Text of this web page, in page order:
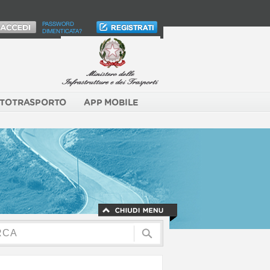
PASSWORD
DIMENTICATA?
APP MOBILE